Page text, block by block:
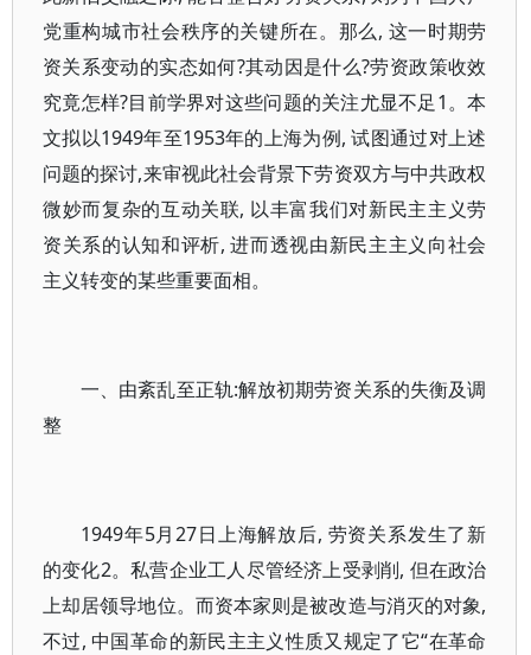
党重构城市社会秩序的关键所在。那么, 这一时期劳
资关系变动的实态如何?其动因是什么?劳资政策收效
究竟怎样?目前学界对这些问题的关注尤显不足1。本
文拟以1949年至1953年的上海为例, 试图通过对上述
问题的探讨,来审视此社会背景下劳资双方与中共政权
微妙而复杂的互动关联, 以丰富我们对新民主主义劳
资关系的认知和评析, 进而透视由新民主主义向社会
主义转变的某些重要面相。
一、由紊乱至正轨:解放初期劳资关系的失衡及调
整
1949年5月27日上海解放后, 劳资关系发生了新
的变化2。私营企业工人尽管经济上受剥削, 但在政治
上却居领导地位。而资本家则是被改造与消灭的对象,
不过, 中国革命的新民主主义性质又规定了它“在革命